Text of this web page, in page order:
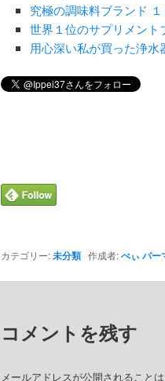
究極の調味料ブランド
世界１位のサプリメン
用心深い私が買った浄水
カテゴリー:未分類作成者:ぺぃ パー
コメントを残す
メールアドレスが公開されることは